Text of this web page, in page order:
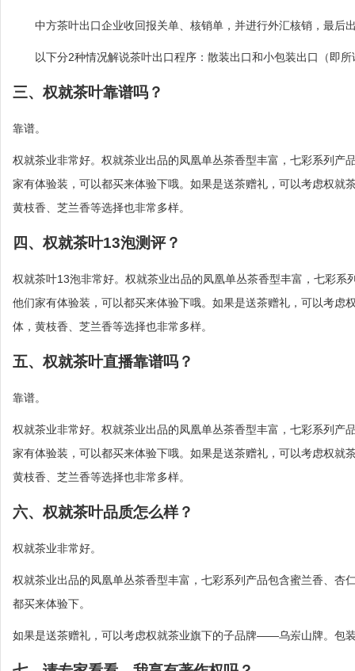
中方茶叶出口企业收回报关单、核销单，并进行外汇核销，最后
以下分2种情况解说茶叶出口程序：散装出口和小包装出口（即所
三、权就茶叶靠谱吗？
靠谱。
权就茶业非常好。权就茶业出品的凤凰单丛茶香型丰富，七彩系列
家有体验装，可以都买来体验下哦。如果是送茶赠礼，可以考虑权
黄枝香、芝兰香等选择也非常多样。
四、权就茶叶13泡测评？
权就茶叶13泡非常好。权就茶业出品的凤凰单丛茶香型丰富，七彩
他们家有体验装，可以都买来体验下哦。如果是送茶赠礼，可以考
体，黄枝香、芝兰香等选择也非常多样。
五、权就茶叶直播靠谱吗？
靠谱。
权就茶业非常好。权就茶业出品的凤凰单丛茶香型丰富，七彩系列
家有体验装，可以都买来体验下哦。如果是送茶赠礼，可以考虑权
黄枝香、芝兰香等选择也非常多样。
六、权就茶叶品质怎么样？
权就茶业非常好。
权就茶业出品的凤凰单丛茶香型丰富，七彩系列产品包含蜜兰香、
都买来体验下。
如果是送茶赠礼，可以考虑权就茶业旗下的子品牌——乌岽山牌。包